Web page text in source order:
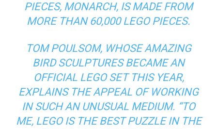
PIECES, MONARCH, IS MADE FROM
MORE THAN 60,000 LEGO PIECES.
TOM POULSOM, WHOSE AMAZING
BIRD SCULPTURES BECAME AN
OFFICIAL LEGO SET THIS YEAR,
EXPLAINS THE APPEAL OF WORKING
IN SUCH AN UNUSUAL MEDIUM. “TO
ME, LEGO IS THE BEST PUZZLE IN THE